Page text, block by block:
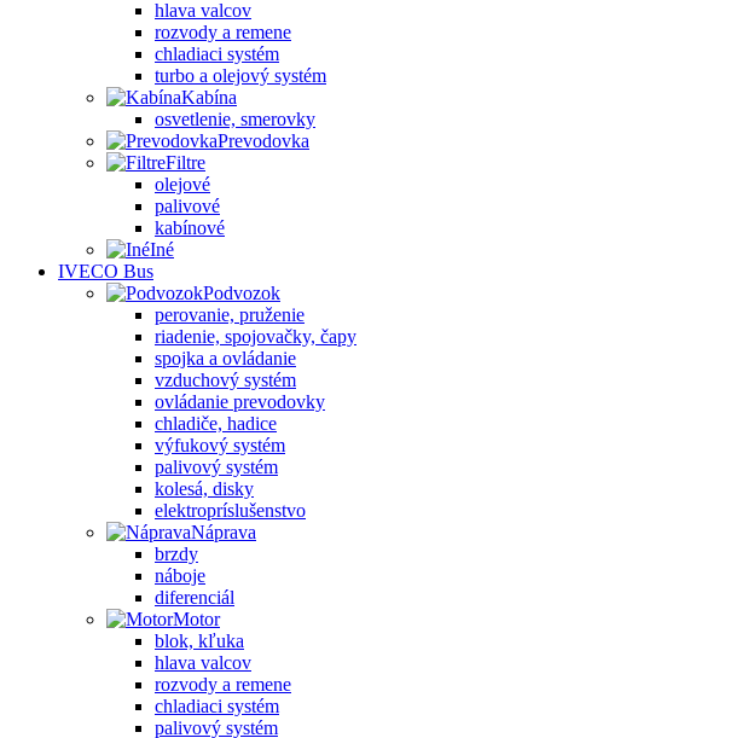
hlava valcov
rozvody a remene
chladiaci systém
turbo a olejový systém
Kabína
osvetlenie, smerovky
Prevodovka
Filtre
olejové
palivové
kabínové
Iné
IVECO Bus
Podvozok
perovanie, pruženie
riadenie, spojovačky, čapy
spojka a ovládanie
vzduchový systém
ovládanie prevodovky
chladiče, hadice
výfukový systém
palivový systém
kolesá, disky
elektropríslušenstvo
Náprava
brzdy
náboje
diferenciál
Motor
blok, kľuka
hlava valcov
rozvody a remene
chladiaci systém
palivový systém